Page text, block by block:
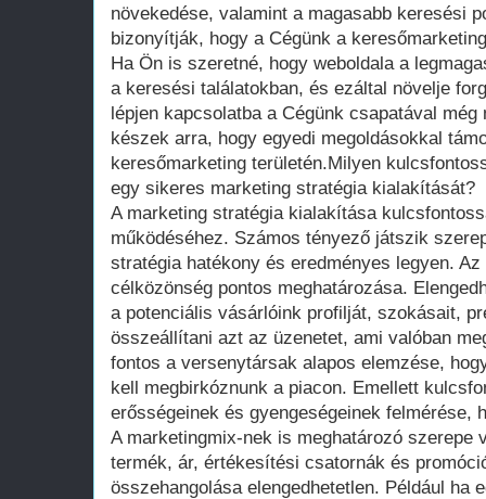
növekedése, valamint a magasabb keresési
bizonyítják, hogy a Cégünk a
Ha Ön is szeretné, hogy weboldala a
a keresési találatokban, és ezáltal növelje
lépjen kapcsolatba a Cégünk csapatával
készek arra, hogy egyedi megoldásokkal
keresőmarketing területén.Milyen
egy sikeres marketing stratégia kialakítását?
A marketing stratégia kialakítása
működéséhez. Számos tényező játszik
stratégia hatékony és eredményes legyen.
célközönség pontos meghatározása.
a potenciális vásárlóink profilját, szokásait,
összeállítani azt az üzenetet, ami valóban
fontos a versenytársak alapos elemzése,
kell megbirkóznunk a piacon. Emellett
erősségeinek és gyengeségeinek felmérése,
A marketingmix-nek is meghatározó szerepe
termék, ár, értékesítési csatornák és
összehangolása elengedhetetlen. Például ha